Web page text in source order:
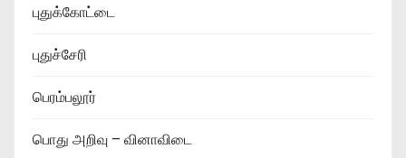
புதுக்கோட்டை
புதுச்சேரி
பெரம்பலூர்
பொது அறிவு – வினாவிடை